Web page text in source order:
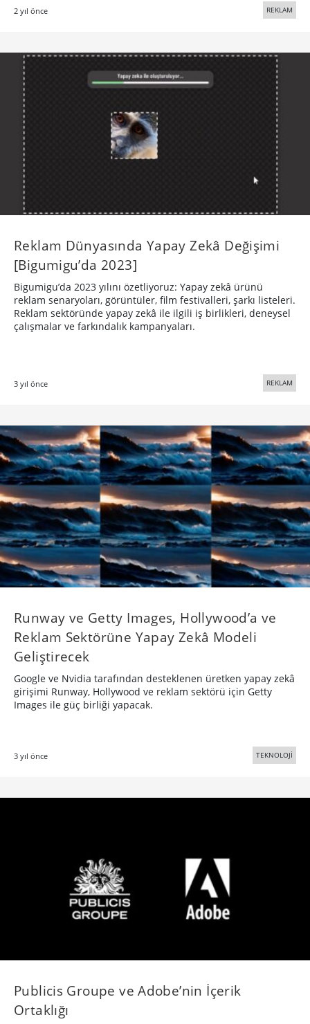
2 yıl önce REKLAM
Reklam Dünyasında Yapay Zekâ Değişimi
[Bigumigu’da 2023]
Bigumigu’da 2023 yılını özetliyoruz: Yapay zekâ ürünü
reklam senaryoları, görüntüler, film festivalleri, şarkı listeleri.
Reklam sektöründe yapay zekâ ile ilgili iş birlikleri, deneysel
çalışmalar ve farkındalık kampanyaları.
3 yıl önce REKLAM
Runway ve Getty Images, Hollywood’a ve
Reklam Sektörüne Yapay Zekâ Modeli
Geliştirecek
Google ve Nvidia tarafından desteklenen üretken yapay zekâ
girişimi Runway, Hollywood ve reklam sektörü için Getty
Images ile güç birliği yapacak.
3 yıl önce TEKNOLOJİ
Publicis Groupe ve Adobe’nin İçerik
Ortaklığı